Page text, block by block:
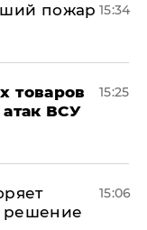
пожар 15:34
товаров
ВСУ
15:25
решение
15:06